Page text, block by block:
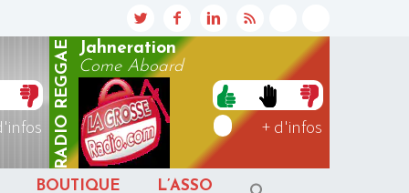
RADIO
REGGAE
Jahneration
Come Aboard
+ d'infos
BOUTIQUE L’ASSO